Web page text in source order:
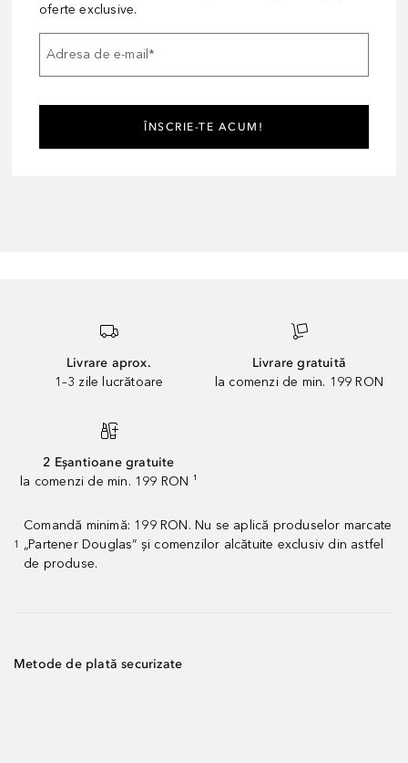
oferte exclusive.
Adresa de e-mail*
ÎNSCRIE-TE ACUM!
Livrare aprox.
1–3 zile lucrătoare
Livrare gratuită
la comenzi de min. 199 RON
2 Eșantioane gratuite
la comenzi de min. 199 RON ¹
1
Comandă minimă: 199 RON. Nu se aplică produselor marcate
„Partener Douglas” și comenzilor alcătuite exclusiv din astfel
de produse.
Metode de plată securizate